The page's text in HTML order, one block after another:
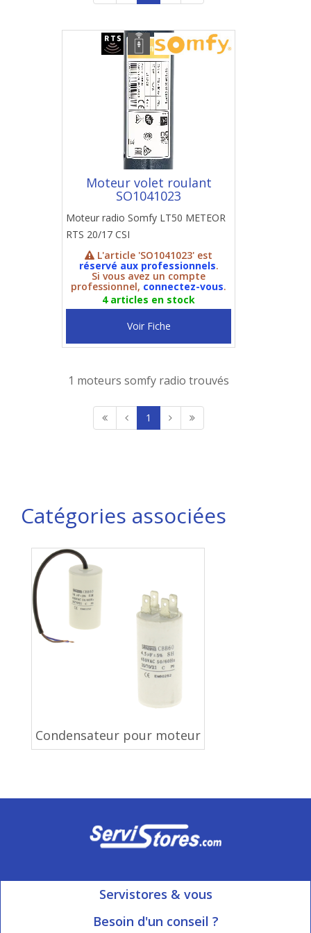
Moteur volet roulant
SO1041023
Moteur radio Somfy LT50 METEOR
RTS 20/17 CSI
L'article 'SO1041023' est
réservé aux professionnels.
Si vous avez un compte
professionnel, connectez-vous.
4 articles en stock
Voir Fiche
1 moteurs somfy radio trouvés
1
Catégories associées
Condensateur pour moteur
Servistores & vous
Mon compte
Besoin d'un conseil ?